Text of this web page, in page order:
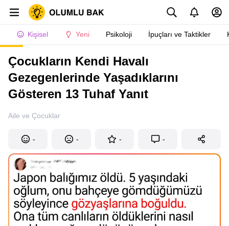
Kişisel Yeni Psikoloji İpuçları ve Taktikler
Çocukların Kendi Havalı
Gezegenlerinde Yaşadıklarını
Gösteren 13 Tuhaf Yanıt
Aile ve Çocuklar
- - - -